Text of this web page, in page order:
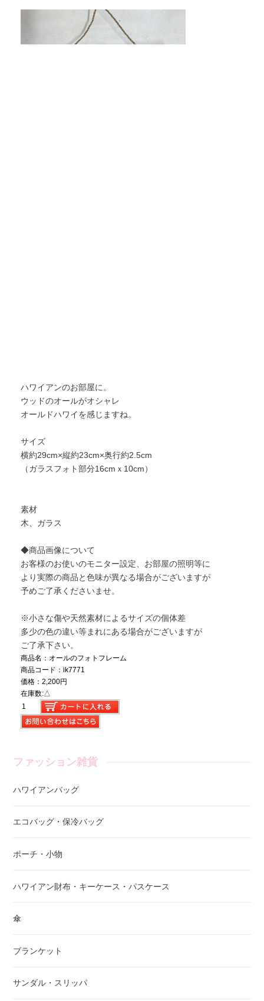
ハワイアンのお部屋に。
ウッドのオールがオシャレ
オールドハワイを感じますね。
サイズ
横約29cm×縦約23cm×奥行約2.5cm
（ガラスフォト部分16cmｘ10cm）
素材
木、ガラス
◆商品画像について
お客様のお使いのモニター設定、お部屋の照明等に
より実際の商品と色味が異なる場合がございますが
予めご了承くださいませ。
※小さな傷や天然素材によるサイズの個体差
多少の色の違い等まれにある場合がございますが
ご了承下さい。
商品名：オールのフォトフレーム
商品コード：ik7771
価格：2,200円
在庫数:△
ファッション雑貨
ハワイアンバッグ
エコバッグ・保冷バッグ
ポーチ・小物
ハワイアン財布・キーケース・パスケース
傘
ブランケット
サンダル・スリッパ